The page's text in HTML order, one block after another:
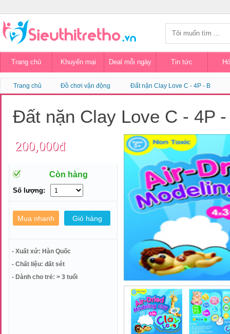
Trang chủ Khuyến mại Deal mỗi ngày Tin tức
Trang chủ Đồ chơi vận động Đất nặn Clay Love C - 4P - B
Đất nặn Clay Love C - 4P
200,000đ
Còn hàng
Số lượng:
- Xuất xứ: Hàn Quốc
- Chất liệu: đất sét
- Dành cho trẻ: > 3 tuổi